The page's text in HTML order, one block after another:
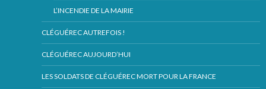
L’INCENDIE DE LA MAIRIE
CLÉGUÉREC AUTREFOIS !
CLÉGUÉREC AUJOURD’HUI
LES SOLDATS DE CLÉGUÉREC MORT POUR LA FRANCE